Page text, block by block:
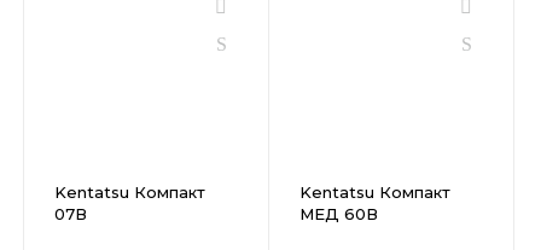
Kentatsu Компакт
07В
Kentatsu Компакт
МЕД 60В